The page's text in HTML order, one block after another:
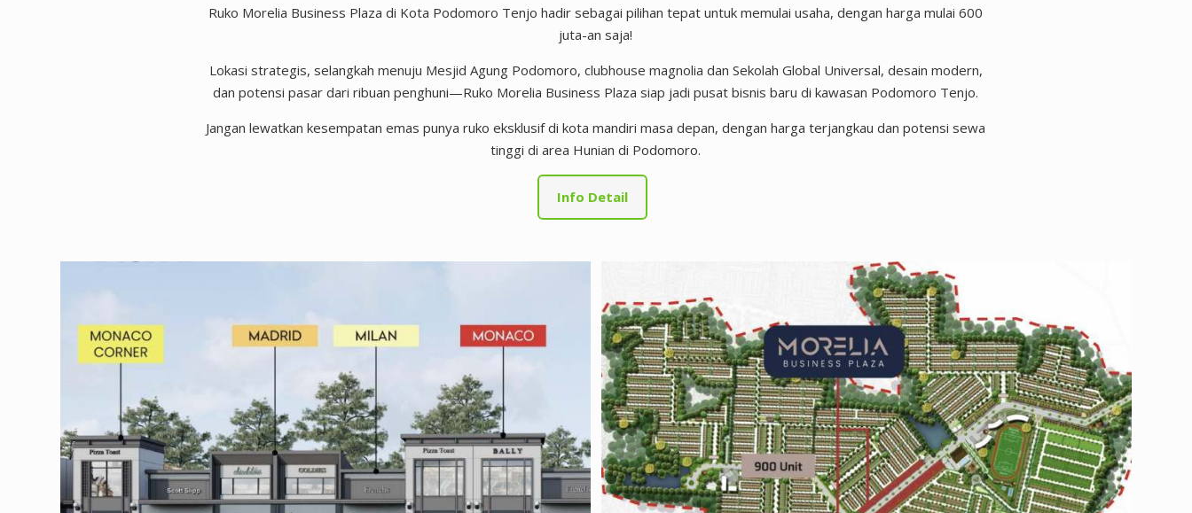
Ruko Morelia Business Plaza di Kota Podomoro Tenjo hadir sebagai pilihan tepat untuk memulai usaha, dengan harga mulai 600
juta-an saja!
Lokasi strategis, selangkah menuju Mesjid Agung Podomoro, clubhouse magnolia dan Sekolah Global Universal, desain modern,
dan potensi pasar dari ribuan penghuni—Ruko Morelia Business Plaza siap jadi pusat bisnis baru di kawasan Podomoro Tenjo.
Jangan lewatkan kesempatan emas punya ruko eksklusif di kota mandiri masa depan, dengan harga terjangkau dan potensi sewa
tinggi di area Hunian di Podomoro.
Info Detail